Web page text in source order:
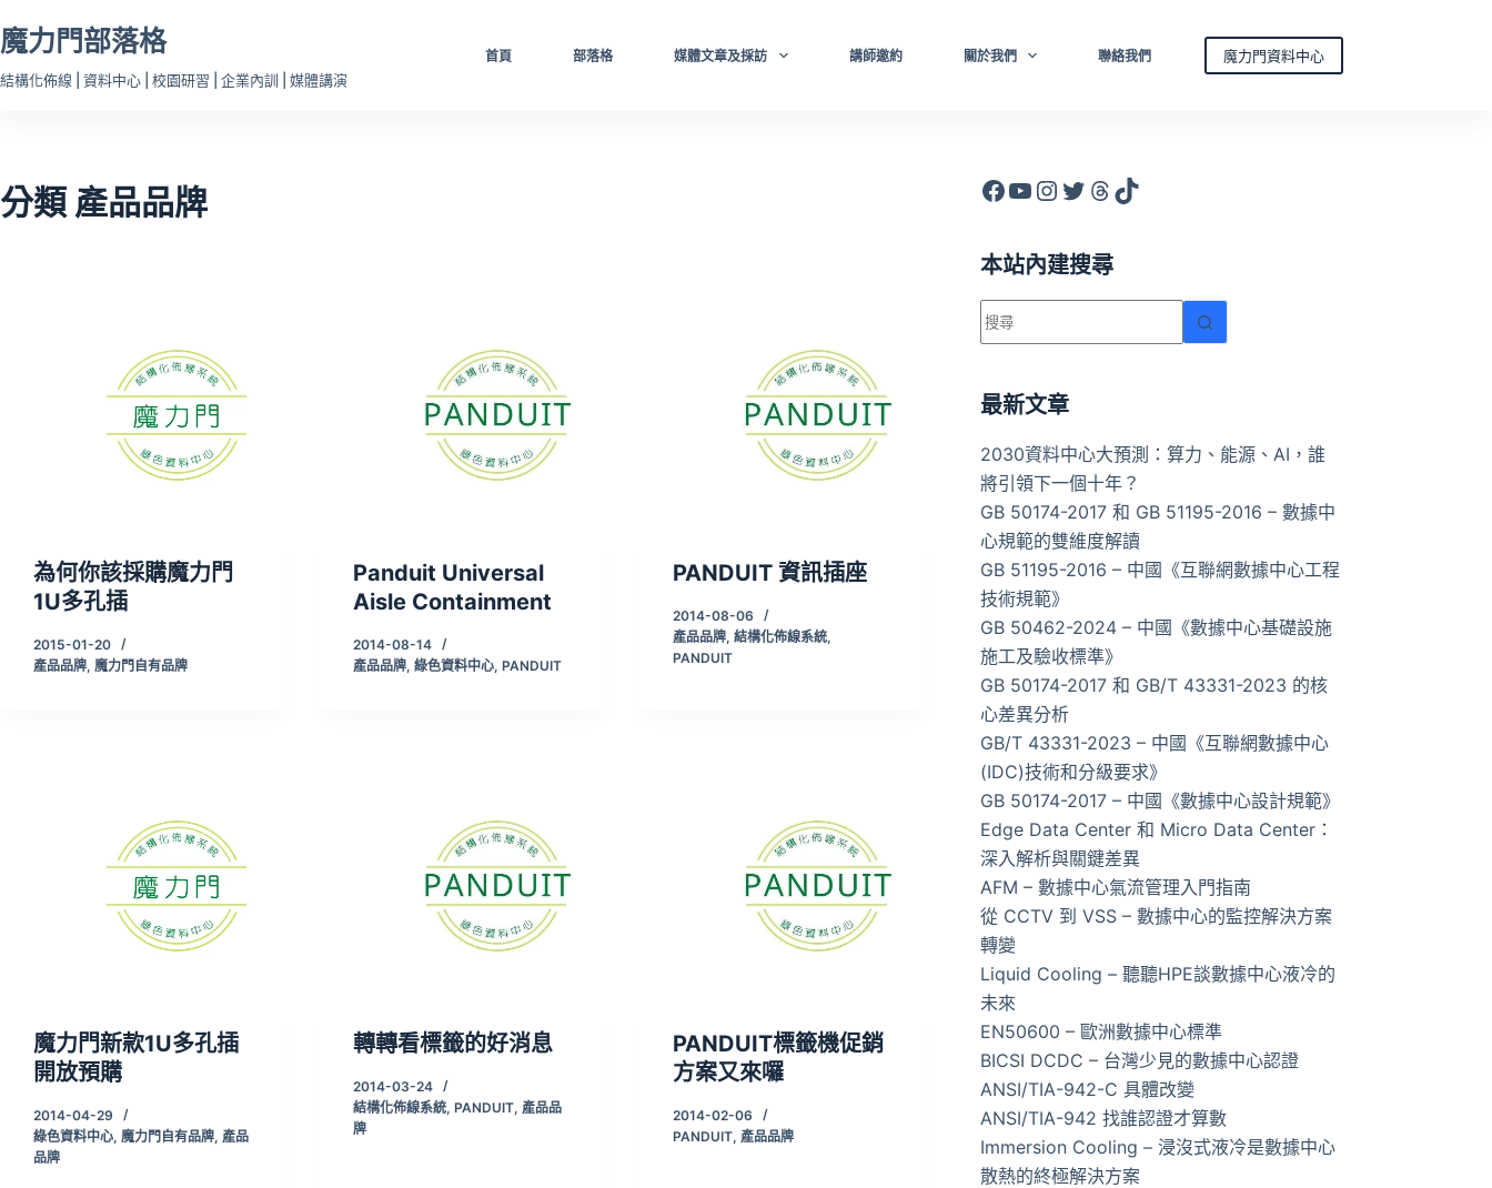
至
主
魔力門部落格
結構化佈線 | 資料中心 | 校園研習 | 企業內訓 | 媒體講演
首頁 部落格 媒體文章及採訪 講師邀約 關於我們 聯絡我們 魔力門資料中心
分類 產品品牌
為何你該採購魔力門
1U多孔插
2015-01-20
產品品牌, 魔力門自有品牌
Panduit Universal
Aisle Containment
2014-08-14
產品品牌,綠色資料中心,PANDUIT
PANDUIT 資訊插座
2014-08-06
產品品牌,結構化佈線系統,
PANDUIT
魔力門新款1U多孔插
開放預購
2014-04-29
綠色資料中心, 魔力門自有品牌, 產品
品牌
轉轉看標籤的好消息
2014-03-24
結構化佈線系統,PANDUIT,產品品
牌
PANDUIT標籤機促銷
方案又來囉
2014-02-06
PANDUIT,產品品牌
Facebook
YouTube
Instagram
X Threads
TikTok
本站內建搜尋
找
不
符
條
件
的
結
果
最新文章
2030資料中心大預測：算力、能源、AI，誰
將引領下一個十年？
GB 50174-2017 和 GB 51195-2016 – 數據中
心規範的雙維度解讀
GB 51195-2016 – 中國《互聯網數據中心工程
技術規範》
GB 50462-2024 – 中國《數據中心基礎設施
施工及驗收標準》
GB 50174-2017 和 GB/T 43331-2023 的核
心差異分析
GB/T 43331-2023 – 中國《互聯網數據中心
(IDC)技術和分級要求》
GB 50174-2017 – 中國《數據中心設計規範》
Edge Data Center 和 Micro Data Center：
深入解析與關鍵差異
AFM – 數據中心氣流管理入門指南
從 CCTV 到 VSS – 數據中心的監控解決方案
轉變
Liquid Cooling – 聽聽HPE談數據中心液冷的
未來
EN50600 – 歐洲數據中心標準
BICSI DCDC – 台灣少見的數據中心認證
ANSI/TIA-942-C 具體改變
ANSI/TIA-942 找誰認證才算數
Immersion Cooling – 浸沒式液冷是數據中心
散熱的終極解決方案